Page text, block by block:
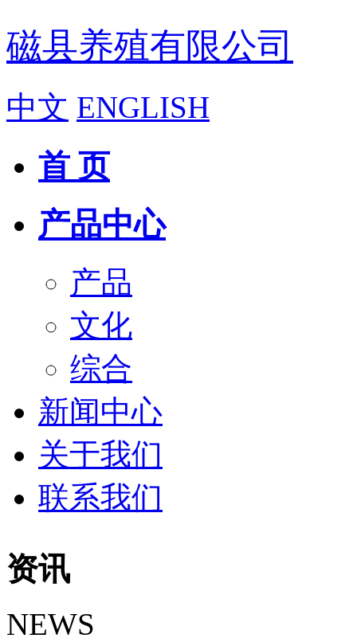
磁县养殖有限公司
中文 ENGLISH
首 页
产品中心
产品
文化
综合
新闻中心
关于我们
联系我们
资讯
NEWS